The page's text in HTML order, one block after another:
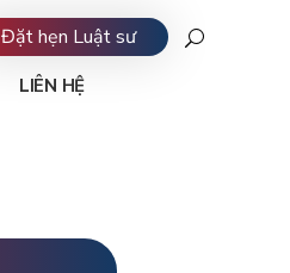
LIÊN HỆ
Đặt hẹn Luật sư